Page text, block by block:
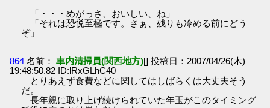
「・・・めがっさ、おいしい、ね」
「それは恐悦至極です。さぁ、残りも冷める前にどう
ぞ」
864 名前： 車内清掃員(関西地方)[] 投稿日：2007/04/26(木)
19:48:50.82 ID:lRxGLhC40
とりあえず食費などに関してはしばらくは大丈夫そう
だ。
長年親に取り上げ続けられていた年玉がこのタイミング